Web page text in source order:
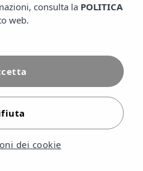
sono una delle
consulta la POLITICA
web.
dei cookie